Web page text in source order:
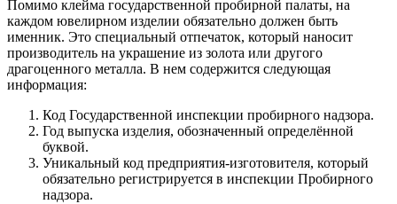
Помимо клейма государственной пробирной палаты, на
каждом ювелирном изделии обязательно должен быть
именник. Это специальный отпечаток, который наносит
производитель на украшение из золота или другого
драгоценного металла. В нем содержится следующая
информация:
Код Государственной инспекции пробирного надзора.
Год выпуска изделия, обозначенный определённой
буквой.
Уникальный код предприятия-изготовителя, который
обязательно регистрируется в инспекции Пробирного
надзора.